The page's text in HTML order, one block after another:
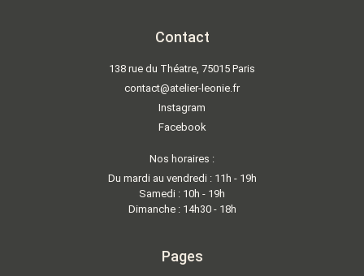
Contact
138 rue du Théatre, 75015 Paris
contact@atelier-leonie.fr
Instagram
Facebook
Nos horaires :
Du mardi au vendredi : 11h - 19h
Samedi : 10h - 19h
Dimanche : 14h30 - 18h
Pages